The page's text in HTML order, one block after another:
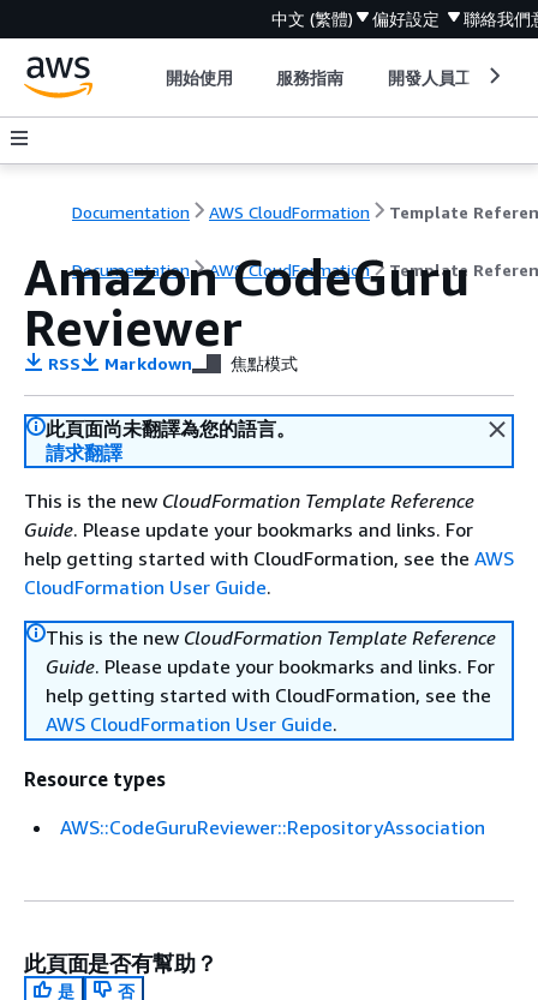
中文 (繁體) 偏好設定 聯絡我們
開始使用 服務指南 開發人員工具
Documentation AWS CloudFormation Template
Documentation AWS CloudFormation Template
Amazon CodeGuru
Reviewer
RSS Markdown 焦點模式
此頁面尚未翻譯為您的語言。
請求翻譯
This is the new CloudFormation Template Reference
Guide. Please update your bookmarks and links. For
help getting started with CloudFormation, see the AWS
CloudFormation User Guide.
This is the new CloudFormation Template Reference
Guide. Please update your bookmarks and links. For
help getting started with CloudFormation, see the
AWS CloudFormation User Guide.
Resource types
AWS::CodeGuruReviewer::RepositoryAssociation
此頁面是否有幫助？
是
否